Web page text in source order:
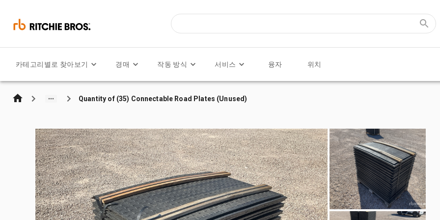
카테고리별로 찾아보기 경매 작동 방식 서비스 융자 위치
Quantity of (35) Connectable Road Plates (Unused)